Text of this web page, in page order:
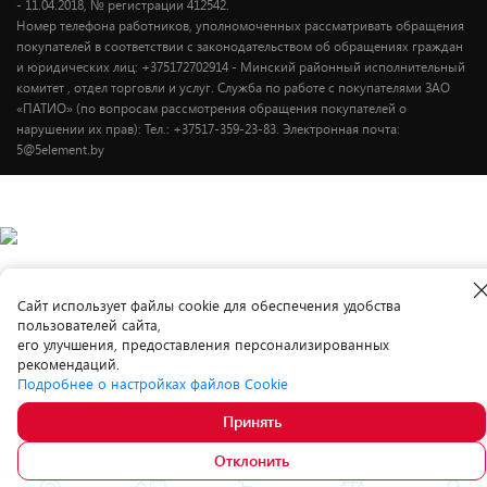
- 11.04.2018, № регистрации 412542.
Номер телефона работников, уполномоченных рассматривать обращения
покупателей в соответствии с законодательством об обращениях граждан
и юридических лиц: +375172702914 - Минский районный исполнительный
комитет , отдел торговли и услуг. Служба по работе с покупателями ЗАО
«ПАТИО» (по вопросам рассмотрения обращения покупателей о
нарушении их прав): Тел.: +37517-359-23-83. Электронная почта:
5@5element.by
99.00 В корзину
Cайт использует файлы cookie для обеспечения удобства
пользователей сайта,
его улучшения, предоставления персонализированных
рекомендаций.
Отклонить
Принять
Подробнее о настройках файлов Cookie